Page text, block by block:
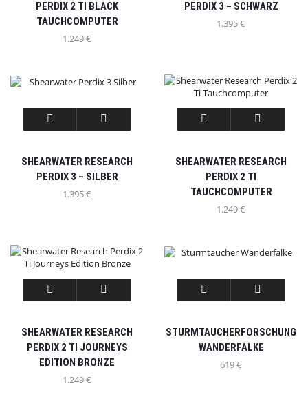
PERDIX 2 TI BLACK
TAUCHCOMPUTER
1.249€
PERDIX 3 – SCHWARZ
1.395€
SHEARWATER RESEARCH
PERDIX 3 – SILBER
1.395€
SHEARWATER RESEARCH
PERDIX 2 TI
TAUCHCOMPUTER
1.249€
SHEARWATER RESEARCH
PERDIX 2 TI JOURNEYS
EDITION BRONZE
1.249€
STURMTAUCHERFORSCHUNG
WANDERFALKE
619€